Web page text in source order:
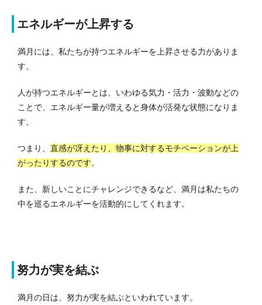
エネルギーが上昇する
満月には、私たちが持つエネルギーを上昇させる力がありま
す。
人が持つエネルギーとは、いわゆる気力・活力・波動などの
ことで、エネルギー量が増えると身体が活発な状態になりま
す。
つまり、 直感が冴えたり、物事に対するモチベーションが上
がったりするのです。
また、新しいことにチャレンジできるなど、満月は私たちの
中を巡るエネルギーを活動的にしてくれます。
努力が実を結ぶ
満月の日は、努力が実を結ぶといわれています。